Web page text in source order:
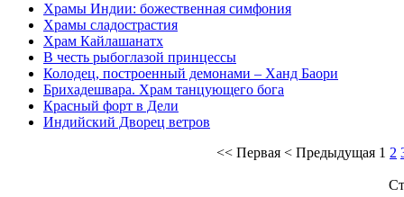
Храмы Индии: божественная симфония
Храмы сладострастия
Храм Кайлашанатх
В честь рыбоглазой принцессы
Колодец, построенный демонами – Ханд Баори
Брихадешвара. Храм танцующего бога
Красный форт в Дели
Индийский Дворец ветров
<< Первая < Предыдущая 1 2